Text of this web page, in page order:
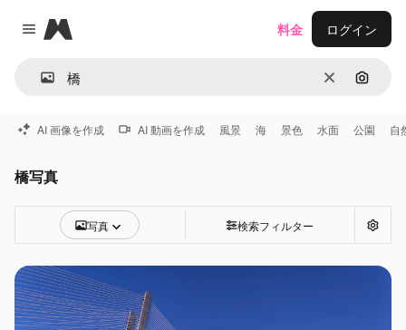
Close menu
Magnific
消去 画像で
料金 ログイン
AI 画像を作成 AI 動画を作成 風景 海 景色 水面 公園 自
橋写真
写真 検索フィルター